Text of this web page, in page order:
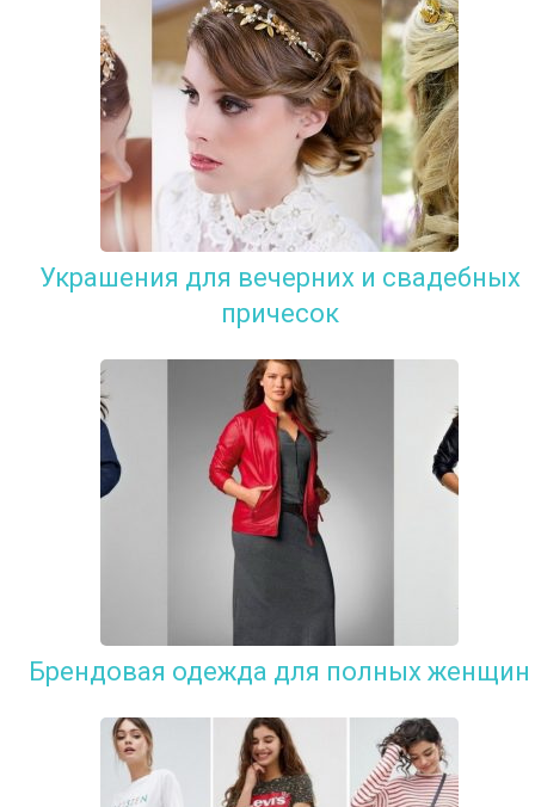
Украшения для вечерних и свадебных
причесок
Брендовая одежда для полных женщин